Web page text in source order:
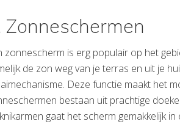
Zonneschermen
zonnescherm is erg populair op het
de zon weg van je terras en uit je
Deze functie maakt het
bestaan uit prachtige
gaat het scherm gemakkelijk